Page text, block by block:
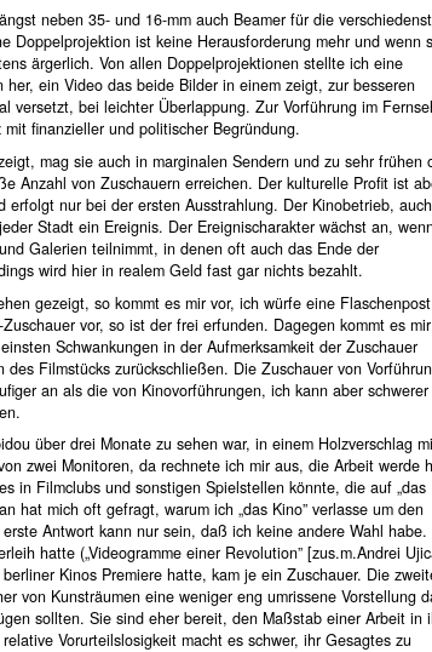
neben 35- und 16-mm auch Beamer für die
Doppelprojektion ist keine Herausforderung mehr und wenn
ärgerlich. Von allen Doppelprojektionen stellte ich eine
her, ein Video das beide Bilder in einem zeigt, zur besseren
versetzt, bei leichter Überlappung. Zur Vorführung im
finanzieller und politischer Begründung.
mag sie auch in marginalen Sendern und zu sehr frühen
Anzahl von Zuschauern erreichen. Der kulturelle Profit ist
nur bei der ersten Ausstrahlung. Der Kinobetrieb,
Stadt ein Ereignis. Der Ereignischarakter wächst an,
Galerien teilnimmt, in denen oft auch das Ende der
wird hier in realem Geld fast gar nichts bezahlt.
gezeigt, so kommt es mir vor, ich würfe eine
vor, so ist der frei erfunden. Dagegen kommt es
Schwankungen in der Aufmerksamkeit der Zuschauer
Filmstücks zurückschließen. Die Zuschauer von
an als die von Kinovorführungen, ich kann aber schwerer
über drei Monate zu sehen war, in einem Holzverschlag
zwei Monitoren, da rechnete ich mir aus, die Arbeit werde
in Filmclubs und sonstigen Spielstellen könnte, die auf „das
hat mich oft gefragt, warum ich „das Kino” verlasse um den
Antwort kann nur sein, daß ich keine andere Wahl habe.
hatte („Videogramme einer Revolution” [zus.m.Andrei
Kinos Premiere hatte, kam je ein Zuschauer. Die
von Kunsträumen eine weniger eng umrissene Vorstellung
sollten. Sie sind eher bereit, den Maßstab einer Arbeit in
Vorurteilslosigkeit macht es schwer, ihr Gesagtes zu